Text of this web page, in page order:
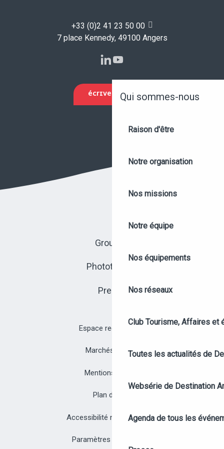
Qui sommes-nous
Raison d'être
Notre organisation
Nos missions
Notre équipe
Nos équipements
Nos réseaux
Club Tourisme, Affaires et
Toutes les actualités de
Websérie de Destination
Agenda de tous les
+33 (0)2 41 23 50 00
7 place Kennedy, 49100 Angers
ÉCRIVEZ-NOUS
Groupes
Photothèque
Presse
Espace recrutement
Marchés publics
Mentions légales
Plan du site
Accessibilité non conforme
Paramètres des cookies